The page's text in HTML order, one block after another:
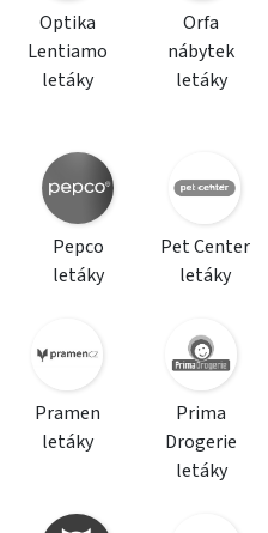
Optika
Lentiamo
letáky
Orfa
nábytek
letáky
Pepco
letáky
Pet Center
letáky
Pramen
letáky
Prima
Drogerie
letáky